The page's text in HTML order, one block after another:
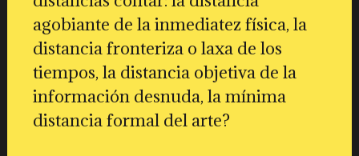
agobiante de la inmediatez física, la
distancia fronteriza o laxa de los
tiempos, la distancia objetiva de la
información desnuda, la mínima
distancia formal del arte?